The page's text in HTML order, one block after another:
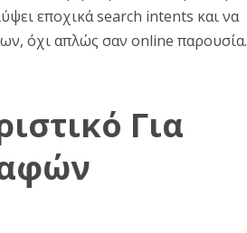
εποχικά search intents και να
όχι απλώς σαν online παρουσία.
Για